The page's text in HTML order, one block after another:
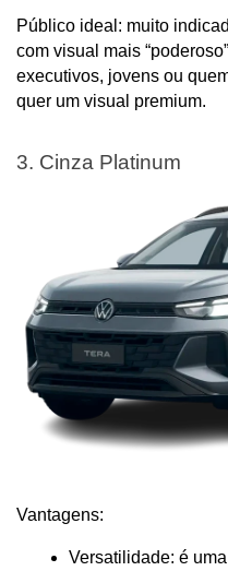
Público ideal: muito
com visual mais
executivos, jovens ou
quer um visual premium.
3. Cinza Platinum
Vantagens:
Versatilidade: é